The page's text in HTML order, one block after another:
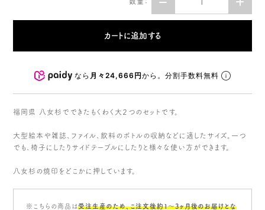
なら 月々24,666円から。分割手数料無料
福岡県 八女杉でできたもくわく大２つのセットです。
大型絵本や雑誌、ファイル、飲料のボトルの収納などに適したサイズ。一つ
でも、椅子にしたりサイドテーブルにしたりと様々な使い方ができます。
八女杉の焼印をどこかに押しています。
※こちらの商品は受注生産のため、こ注文後約1〜3ヶ月後のお届けとな